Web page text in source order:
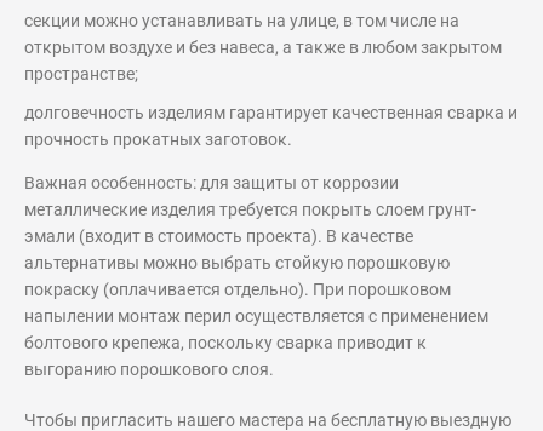
секции можно устанавливать на улице, в том числе на
открытом воздухе и без навеса, а также в любом закрытом
пространстве;
долговечность изделиям гарантирует качественная сварка и
прочность прокатных заготовок.
Важная особенность: для защиты от коррозии
металлические изделия требуется покрыть слоем грунт-
эмали (входит в стоимость проекта). В качестве
альтернативы можно выбрать стойкую порошковую
покраску (оплачивается отдельно). При порошковом
напылении монтаж перил осуществляется с применением
болтового крепежа, поскольку сварка приводит к
выгоранию порошкового слоя.
Чтобы пригласить нашего мастера на бесплатную выездную